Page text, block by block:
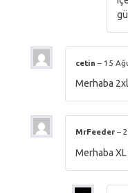
cetin – 15
Merhaba
MrFeeder –
Merhaba